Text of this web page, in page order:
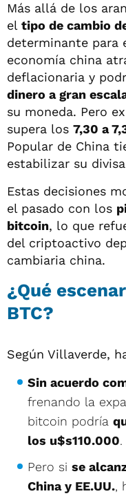
Más allá de los
el tipo de cambio
determinante para
economía china
deflacionaria y
dinero a gran
su moneda. Pero
supera los 7,30 a
Popular de China
estabilizar su
Estas decisiones
el pasado con los
bitcoin, lo que
del criptoactivo
cambiaria china.
¿Qué
BTC?
Según Villaverde,
Sin acuerdo
frenando la
bitcoin podría
los u$s110.000.
Pero si se
China y EE.UU.,